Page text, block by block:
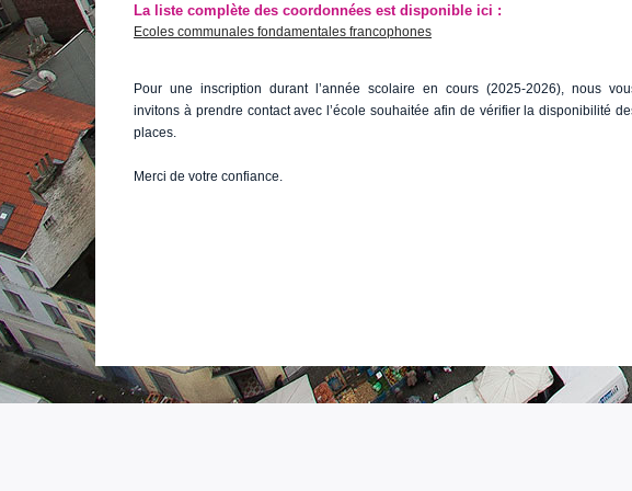
La liste complète des coordonnées est disponible ici :
Ecoles communales fondamentales francophones
Pour une inscription durant l’année scolaire en cours (2025-2026), nous
invitons à prendre contact avec l’école souhaitée afin de vérifier la disponibilité
places.
Merci de votre confiance.